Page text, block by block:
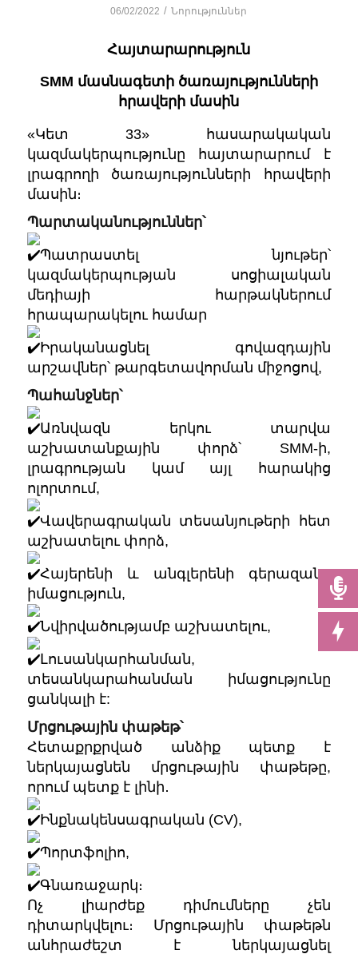
06/02/2022 / Նորություններ
Հայտարարություն
SMM մասնագետի ծառայությունների
հրավերի մասին
«Կետ 33» հասարակական
կազմակերպությունը հայտարարում է
լրագրողի ծառայությունների հրավերի
մասին։
Պարտականություններ՝
Պատրաստել նյութեր՝
կազմակերպության սոցիալական
մեդիայի հարթակներում
հրապարակելու համար
Իրականացնել գովազդային
արշավներ՝ թարգետավորման միջոցով,
Պահանջներ՝
Առնվազն երկու տարվա
աշխատանքային փորձ՝ SMM-ի,
լրագրության կամ այլ հարակից
ոլորտում,
Վավերագրական տեսանյութերի հետ
աշխատելու փորձ,
Հայերենի և անգլերենի գերազանց
իմացություն,
Նվիրվածությամբ աշխատելու,
Լուսանկարհանման,
տեսանկարահանման իմացությունը
ցանկալի է:
Մրցութային փաթեթ՝
Հետաքրքրված անձիք պետք է
ներկայացնեն մրցութային փաթեթը,
որում պետք է լինի․
Ինքնակենսագրական (CV),
Պորտֆոլիո,
Գնառաջարկ։
Ոչ լիարժեք դիմումները չեն
դիտարկվելու։ Մրցութային փաթեթն
անհրաժեշտ է ներկայացնել